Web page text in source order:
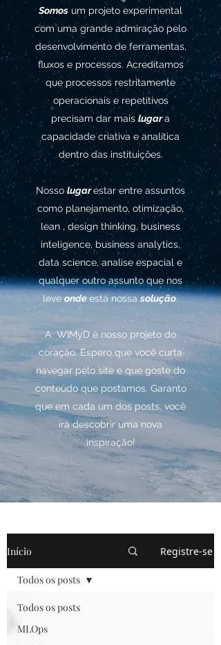
Somos um projeto experimental
com uma grande admiração pelo
desenvolvimento de ferramentas,
fluxos e processos. Acreditamos
que processos restritamente
operacionais e repetitivos
precisam dar mais lugara
capacidade criativa e analítica
dentro das instituições.
Nossolugarestar entre assuntos
como planejamento, otimização,
lean , design thinking, business
inteligence, business analytics,
data science, analise espacial e
qualquer outro assunto que nos
leveondeestá nossasolução.
A WIMyD é nosso projeto do
coração. Espero que você curta
navegar pelo site e que goste do
conteúdo que postamos. Garanto
que em cada um dos posts, você
irá descobrir uma nova
inspiração!
Início Registre-se
Todos os posts
MLOps
Todos os posts